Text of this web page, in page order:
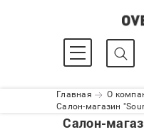
Главная О
Салон-магазин
Салон-